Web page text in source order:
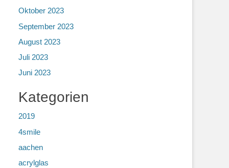
Oktober 2023
September 2023
August 2023
Juli 2023
Juni 2023
Kategorien
2019
4smile
aachen
acrylglas